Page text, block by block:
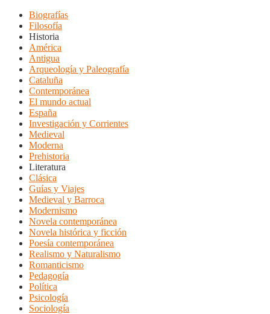
Biografías
Filosofía
Historia
América
Antigua
Arqueología y Paleografía
Cataluña
Contemporánea
El mundo actual
España
Investigación y Corrientes
Medieval
Moderna
Prehistoria
Literatura
Clásica
Guías y Viajes
Medieval y Barroca
Modernismo
Novela contemporánea
Novela histórica y ficción
Poesía contemporánea
Realismo y Naturalismo
Romanticismo
Pedagogía
Política
Psicología
Sociología